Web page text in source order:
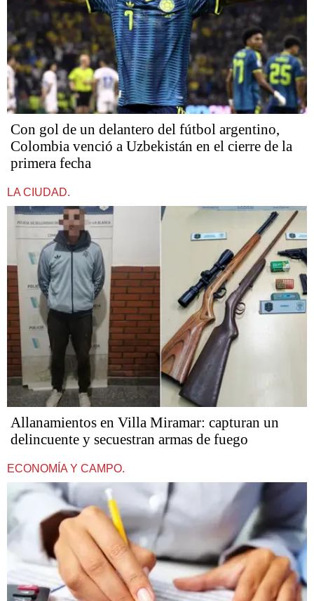
Con gol de un delantero del fútbol argentino,
Colombia venció a Uzbekistán en el cierre de la
primera fecha
LA CIUDAD.
Allanamientos en Villa Miramar: capturan un
delincuente y secuestran armas de fuego
ECONOMÍA Y CAMPO.